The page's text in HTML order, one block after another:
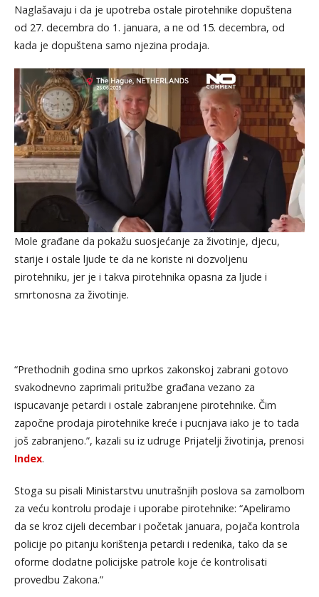
Naglašavaju i da je upotreba ostale pirotehnike dopuštena
od 27. decembra do 1. januara, a ne od 15. decembra, od
kada je dopuštena samo njezina prodaja.
Mole građane da pokažu suosjećanje za životinje, djecu,
starije i ostale ljude te da ne koriste ni dozvoljenu
pirotehniku, jer je i takva pirotehnika opasna za ljude i
smrtonosna za životinje.
“Prethodnih godina smo uprkos zakonskoj zabrani gotovo
svakodnevno zaprimali pritužbe građana vezano za
ispucavanje petardi i ostale zabranjene pirotehnike. Čim
započne prodaja pirotehnike kreće i pucnjava iako je to tada
još zabranjeno.”, kazali su iz udruge Prijatelji životinja, prenosi
Index.
Stoga su pisali Ministarstvu unutrašnjih poslova sa zamolbom
za veću kontrolu prodaje i uporabe pirotehnike: “Apeliramo
da se kroz cijeli decembar i početak januara, pojača kontrola
policije po pitanju korištenja petardi i redenika, tako da se
oforme dodatne policijske patrole koje će kontrolisati
provedbu Zakona.”